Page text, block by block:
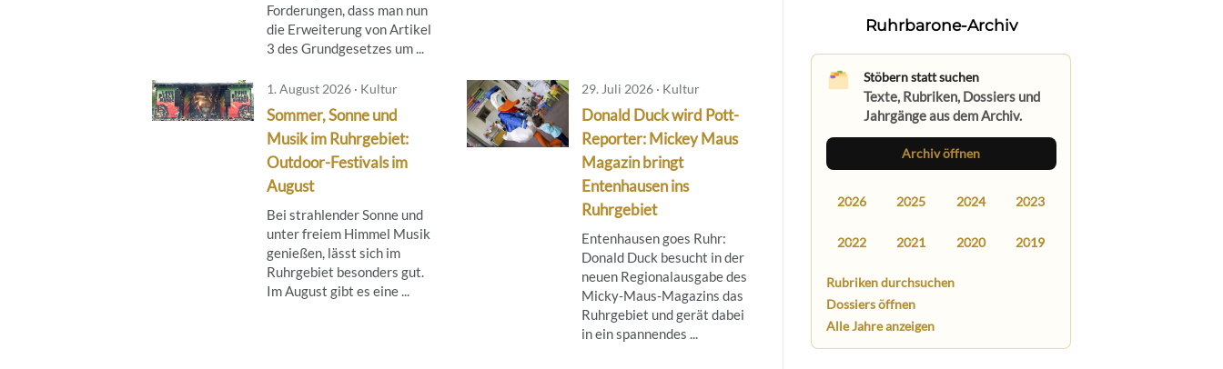
Forderungen, dass man nun
die Erweiterung von Artikel
3 des Grundgesetzes um ...
1. August 2026 · Kultur
Sommer, Sonne und
Musik im Ruhrgebiet:
Outdoor-Festivals im
August
Bei strahlender Sonne und
unter freiem Himmel Musik
genießen, lässt sich im
Ruhrgebiet besonders gut.
Im August gibt es eine ...
29. Juli 2026 · Kultur
Donald Duck wird Pott-
Reporter: Mickey Maus
Magazin bringt
Entenhausen ins
Ruhrgebiet
Entenhausen goes Ruhr:
Donald Duck besucht in der
neuen Regionalausgabe des
Micky‑Maus‑Magazins das
Ruhrgebiet und gerät dabei
in ein spannendes ...
Ruhrbarone-Archiv
Stöbern statt suchen
Texte, Rubriken, Dossiers und
Jahrgänge aus dem Archiv.
Archiv öffnen
2026 2025 2024 2023
2022 2021 2020 2019
Rubriken durchsuchen
Dossiers öffnen
Alle Jahre anzeigen